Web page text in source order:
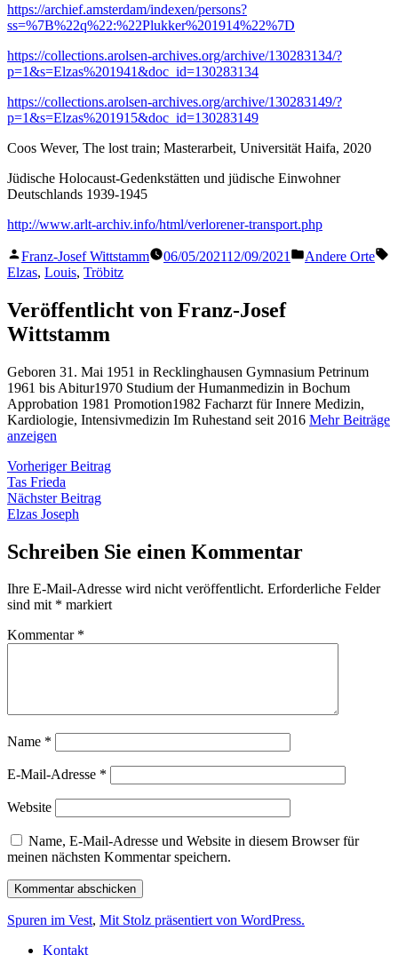
https://archief.amsterdam/indexen/persons?
ss=%7B%22q%22:%22Plukker%201914%22%7D
https://collections.arolsen-archives.org/archive/130283134/?
p=1&s=Elzas%201941&doc_id=130283134
https://collections.arolsen-archives.org/archive/130283149/?
p=1&s=Elzas%201915&doc_id=130283149
Coos Wever, The lost train; Masterarbeit, Universität Haifa, 2020
Jüdische Holocaust-Gedenkstätten und jüdische Einwohner
Deutschlands 1939-1945
http://www.arlt-archiv.info/html/verlorener-transport.php
Veröffentlicht
von
Franz-Josef Wittstamm 06/05/202112/09/2021
Veröffentlicht
Andere Orte
Elzas, Louis, Tröbitz
Veröffentlicht von Franz-Josef
Wittstamm
Geboren 31. Mai 1951 in Recklinghausen Gymnasium Petrinum
1961 bis Abitur1970 Studium der Humanmedizin in Bochum
Approbation 1981 Promotion1982 Facharzt für Innere Medizin,
Kardiologie, Intensivmedizin Im Ruhestand seit 2016 Mehr Beiträge
anzeigen
Beitragsnavigation
Vorheriger BeitragVorheriger
Tas Frieda
Nächster BeitragNächster
Elzas Joseph
Schreiben Sie einen Kommentar
Ihre E-Mail-Adresse wird nicht veröffentlicht. Erforderliche Felder
sind mit * markiert
Kommentar *
Name *
E-Mail-Adresse *
Website
Name, E-Mail-Adresse und Website in diesem Browser für
meinen nächsten Kommentar speichern.
Spuren im Vest, Mit Stolz präsentiert von WordPress.
Kontakt